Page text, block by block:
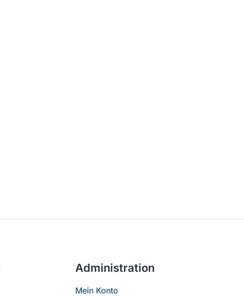
Administration
Mein Konto